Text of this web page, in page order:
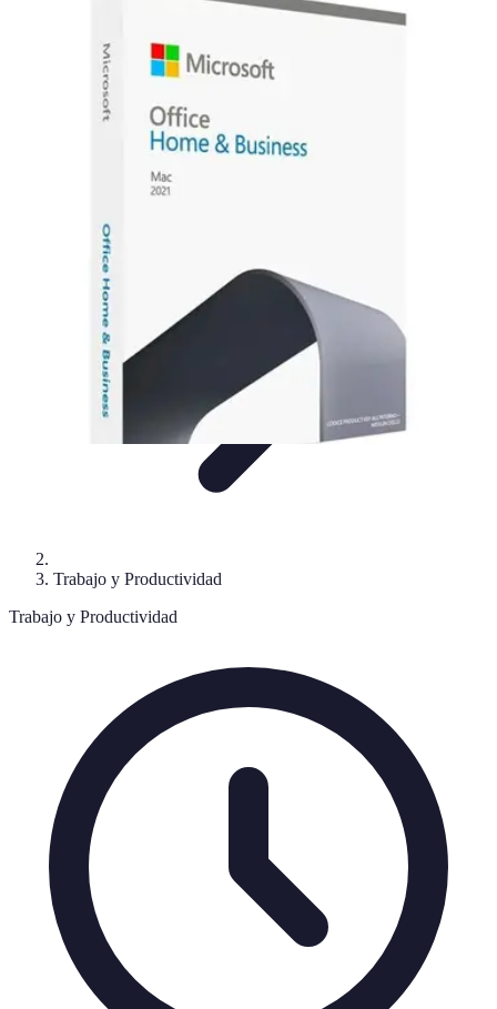
Herramientas Digitales
ActualizaciónFiltración y EvaluaciónVerificación de información
Información Actualizada
Trabajo y Productividad
Trabajo y Productividad